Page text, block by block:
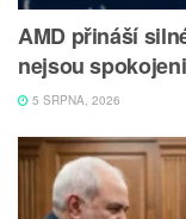
AMD přináší
nejsou spokojeni
5 SRPNA, 2026